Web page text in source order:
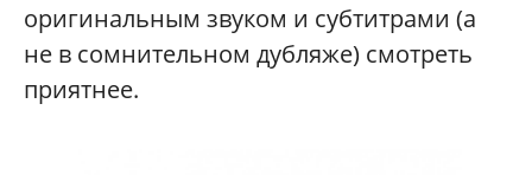
оригинальным звуком и субтитрами (а
не в сомнительном дубляже) смотреть
приятнее.